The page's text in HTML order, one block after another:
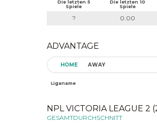
Die letzten 5
Spiele
Die letzten 10
Spiele
? 0.00
ADVANTAGE
HOME AWAY
Liganame
NPL VICTORIA LEAGUE
GESAMTDURCHSCHNITT